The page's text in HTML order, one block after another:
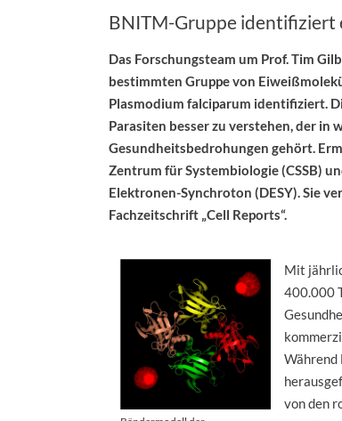
BNITM-Gruppe identifiziert
Das Forschungsteam um Prof. Tim
bestimmten Gruppe von
Plasmodium falciparum identifiziert.
Parasiten besser zu verstehen, der in
Gesundheitsbedrohungen gehört.
Zentrum für Systembiologie (CSSB)
Elektronen-Synchroton (DESY). Sie
Fachzeitschrift „Cell Reports“.
Mit
400.000
Während
von den